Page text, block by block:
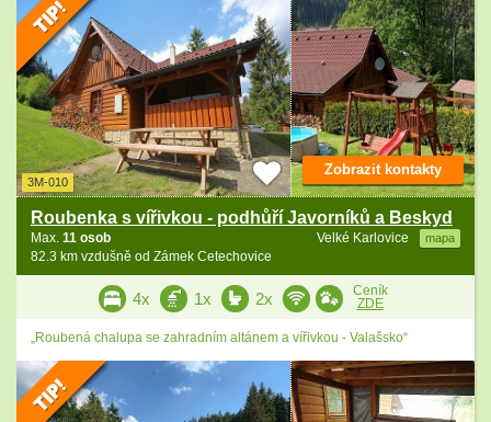
3M-010
Roubenka s vířivkou - podhůří Javorníků a Beskyd
Velké Karlovice mapa
Max. 11 osob
82.3 km vzdušně od Zámek Cetechovice
Zobrazit kontakty
4x 1x 2x
Ceník
ZDE
„Roubená chalupa se zahradním altánem a vířivkou - Valašsko“